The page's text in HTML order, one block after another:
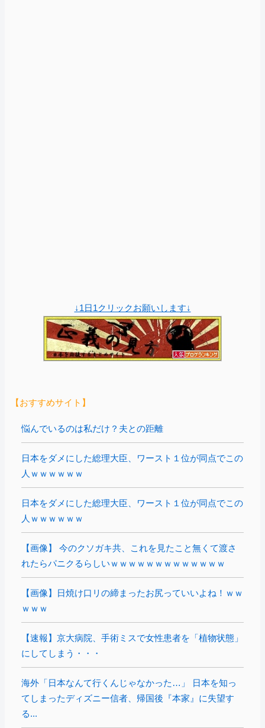
↓1日1クリックお願いします↓
【おすすめサイト】
悩んでいるのは私だけ？夫との距離
日本をダメにした総理大臣、ワースト１位が同点でこの
人ｗｗｗｗｗｗ
日本をダメにした総理大臣、ワースト１位が同点でこの
人ｗｗｗｗｗｗ
【画像】 今のクソガキ共、これを見たこと無くて渡さ
れたらパニクるらしいｗｗｗｗｗｗｗｗｗｗｗｗｗ
【画像】日焼け口リの締まったお尻っていいよね！ｗｗ
ｗｗｗ
【速報】京大病院、手術ミスで女性患者を「植物状態」
にしてしまう・・・
海外「日本なんて行くんじゃなかった…」 日本を知っ
てしまったディズニー信者、帰国後『本家』に失望す
る...